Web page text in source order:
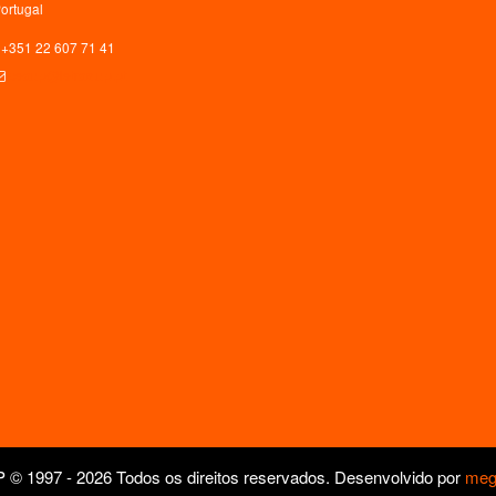
22 607 71 41
© 1997 - 2026 Todos os direitos reservados. Desenvolvido por